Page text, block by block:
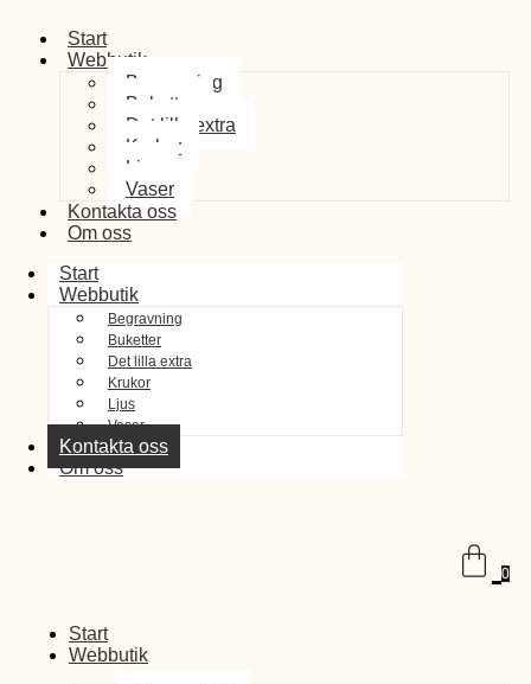
Start
Webbutik
Begravning
Buketter
Det lilla extra
Krukor
Ljus
Vaser
Kontakta oss
Om oss
Start
Webbutik
Begravning
Buketter
Det lilla extra
Krukor
Ljus
Vaser
Kontakta oss
Om oss
0
Start
Webbutik